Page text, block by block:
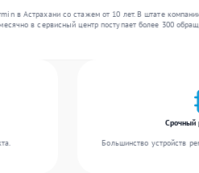
в Астрахани со стажем от 10 лет. В штате
в сервисный центр поступает более 300
Срочный
Большинство устройств